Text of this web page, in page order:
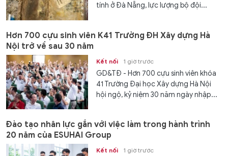
tính ở Đà Nẵng, lực lượng bộ đội...
Hơn 700 cựu sinh viên K41 Trường ĐH Xây dựng Hà
Nội trở về sau 30 năm
Kết nối 1 giờ trước
GD&TĐ - Hơn 700 cựu sinh viên khóa
41 Trường Đại học Xây dựng Hà Nội
hội ngộ, kỷ niệm 30 năm ngày nhập...
Đào tạo nhân lực gắn với việc làm trong hành trình
20 năm của ESUHAI Group
Kết nối 1 giờ trước